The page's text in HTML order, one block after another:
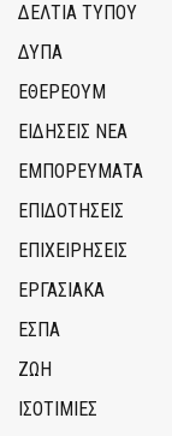
ΔΕΛΤΙΑ ΤΥΠΟΥ
ΔΥΠΑ
ΕΘΈΡΕΟΥΜ
ΕΙΔΗΣΕΙΣ ΝΕΑ
ΕΜΠΟΡΕΥΜΑΤΑ
ΕΠΙΔΟΤΗΣΕΙΣ
ΕΠΙΧΕΙΡΗΣΕΙΣ
ΕΡΓΑΣΙΑΚΑ
ΕΣΠΑ
ΖΩΗ
ΙΣΟΤΙΜΙΕΣ